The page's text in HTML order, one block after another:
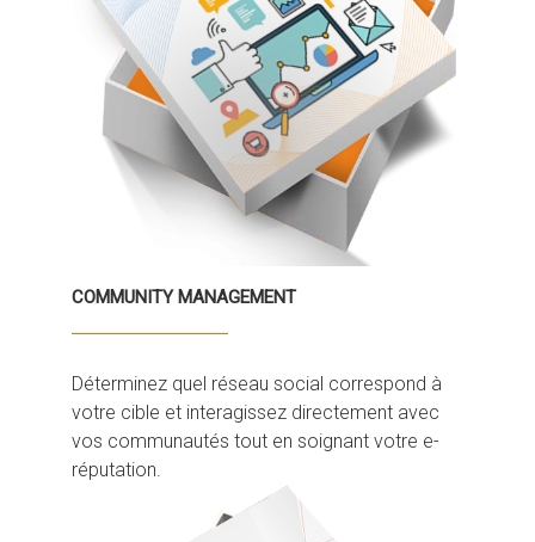
COMMUNITY MANAGEMENT
Déterminez quel réseau social correspond à
votre cible et interagissez directement avec
vos communautés tout en soignant votre e-
réputation.